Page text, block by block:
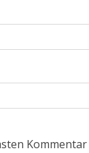
Kommentar